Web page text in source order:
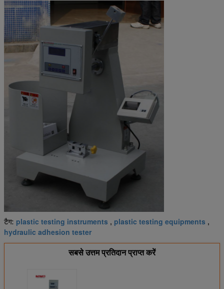
टैग: plastic testing instruments , plastic testing equipments ,
hydraulic adhesion tester
सबसे उत्तम प्रतिदान प्राप्त करें